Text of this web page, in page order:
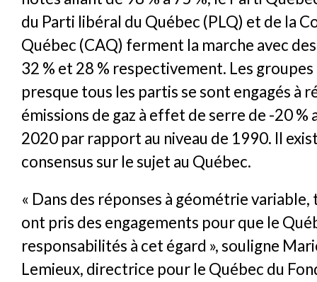
du Parti libéral du Québec (PLQ) et de la
Québec (CAQ) ferment la marche avec
32 % et 28 % respectivement. Les
presque tous les partis se sont engagés à
émissions de gaz à effet de serre de -20 %
2020 par rapport au niveau de 1990. Il
consensus sur le sujet au Québec.
« Dans des réponses à géométrie
ont pris des engagements pour que le
responsabilités à cet égard », souligne
Lemieux, directrice pour le Québec du